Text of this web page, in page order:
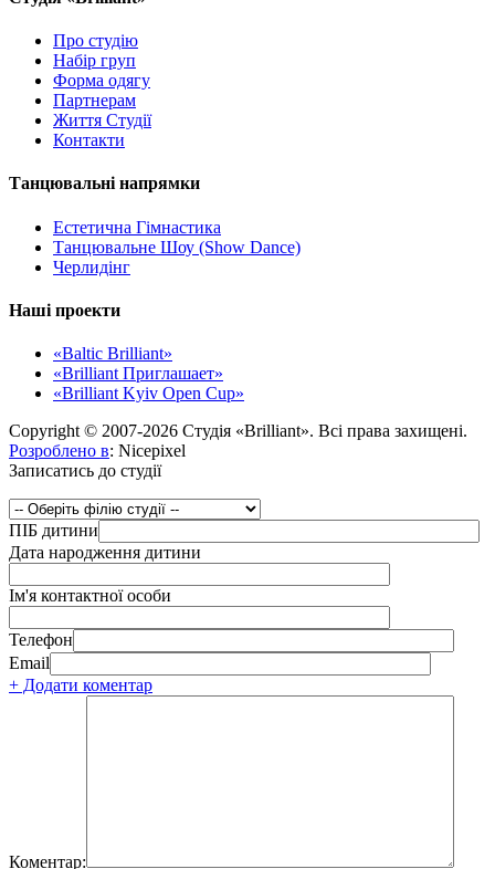
Про студію
Набір груп
Форма одягу
Партнерам
Життя Студії
Контакти
Танцювальні напрямки
Естетична Гімнастика
Танцювальне Шоу (Show Dance)
Черлидінг
Наші проекти
«Baltic Brilliant»
«Brilliant Приглашает»
«Brilliant Kyiv Open Cup»
Copyright © 2007-2026 Студія «Brilliant». Всі права захищені.
Розроблено в: Nicepixel
Записатись до студії
ПІБ дитини
Дата народження дитини
Ім'я контактної особи
Телефон
Email
+ Додати коментар
Коментар: